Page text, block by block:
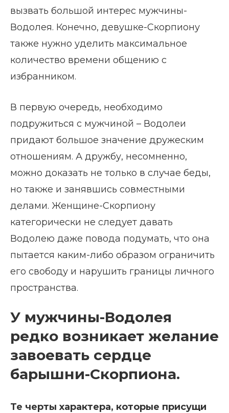
вызвать большой интерес мужчины-
Водолея. Конечно, девушке-Скорпиону
также нужно уделить максимальное
количество времени общению с
избранником.
В первую очередь, необходимо
подружиться с мужчиной – Водолеи
придают большое значение дружеским
отношениям. А дружбу, несомненно,
можно доказать не только в случае беды,
но также и занявшись совместными
делами. Женщине-Скорпиону
категорически не следует давать
Водолею даже повода подумать, что она
пытается каким-либо образом ограничить
его свободу и нарушить границы личного
пространства.
У мужчины-Водолея
редко возникает желание
завоевать сердце
барышни-Скорпиона.
Те черты характера, которые присущи